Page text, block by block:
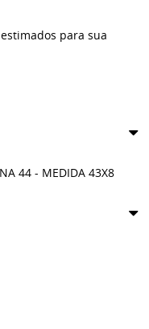
para sua
44 - MEDIDA 43X8